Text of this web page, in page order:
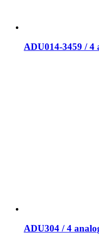
ADU014-3459 /
ADU304 / 4